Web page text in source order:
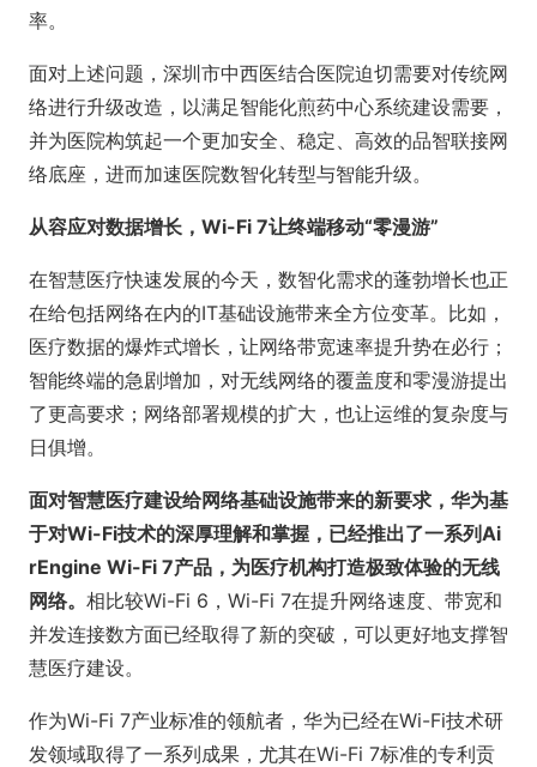
率。
面对上述问题，深圳市中西医结合医院迫切需要对传统网
络进行升级改造，以满足智能化煎药中心系统建设需要，
并为医院构筑起一个更加安全、稳定、高效的品智联接网
络底座，进而加速医院数智化转型与智能升级。
从容应对数据增长，Wi-Fi 7让终端移动“零漫游”
在智慧医疗快速发展的今天，数智化需求的蓬勃增长也正
在给包括网络在内的IT基础设施带来全方位变革。比如，
医疗数据的爆炸式增长，让网络带宽速率提升势在必行；
智能终端的急剧增加，对无线网络的覆盖度和零漫游提出
了更高要求；网络部署规模的扩大，也让运维的复杂度与
日俱增。
面对智慧医疗建设给网络基础设施带来的新要求，华为基
于对Wi-Fi技术的深厚理解和掌握，已经推出了一系列Ai
rEngine Wi-Fi 7产品，为医疗机构打造极致体验的无线
网络。 相比较Wi-Fi 6，Wi-Fi 7在提升网络速度、带宽和
并发连接数方面已经取得了新的突破，可以更好地支撑智
慧医疗建设。
作为Wi-Fi 7产业标准的领航者，华为已经在Wi-Fi技术研
发领域取得了一系列成果，尤其在Wi-Fi 7标准的专利贡